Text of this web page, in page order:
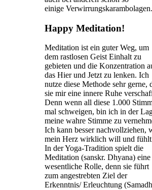
einige Verwirrungskarambolagen.
Happy Meditation!
Meditation ist ein guter Weg, um
dem rastlosen Geist Einhalt zu
gebieten und die Konzentration
das Hier und Jetzt zu lenken. Ich
nutze diese Methode sehr gerne,
sie mir eine innere Ruhe
Denn wenn all diese 1.000
mal schweigen, bin ich in der
meine wahre Stimme zu
Ich kann besser nachvollziehen,
mein Herz wirklich will und
In der Yoga-Tradition spielt die
Meditation (sanskr. Dhyana) eine
wesentliche Rolle, denn sie führt
zum angestrebten Ziel der
Erkenntnis/ Erleuchtung